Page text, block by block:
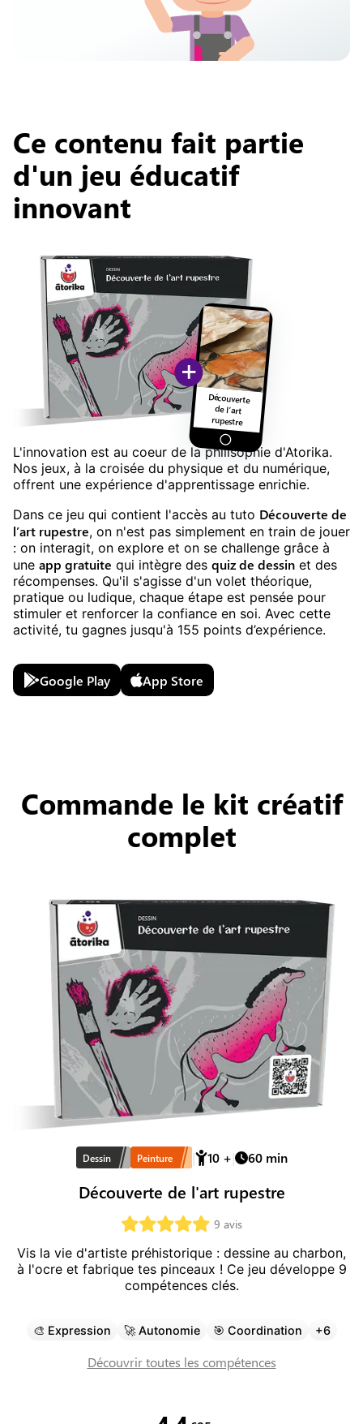
Ce contenu fait partie
d'un jeu éducatif
innovant
L'innovation est au coeur de la philisophie d'Atorika.
Nos jeux, à la croisée du physique et du numérique,
offrent une expérience d'apprentissage enrichie.
Dans ce jeu qui contient l'accès au tuto Découverte de
l’art rupestre, on n'est pas simplement en train de jouer
: on interagit, on explore et on se challenge grâce à
une app gratuite qui intègre des quizde dessin et des
récompenses. Qu'il s'agisse d'un volet théorique,
pratique ou ludique, chaque étape est pensée pour
stimuler et renforcer la confiance en soi. Avec cette
activité, tu gagnes jusqu'à 155 points d’expérience.
Google Play App Store
Découverte
de l’art
rupestre
+
Commande le kit créatif
complet
Dessin Peinture 10+ 60min
Découverte de l'art rupestre
9 avis
Vis la vie d'artiste préhistorique : dessine au charbon,
à l'ocre et fabrique tes pinceaux ! Ce jeu développe 9
compétencesclés.
🎨 Expression 🚀 Autonomie 🎯 Coordination +6
Découvrir toutes les compétences